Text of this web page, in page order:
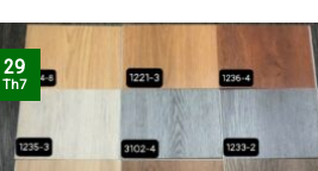
29
Th7